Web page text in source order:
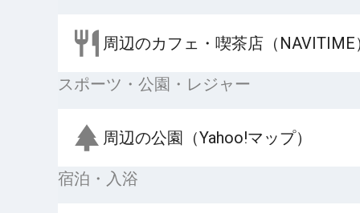
周辺のカフェ・喫茶店（NAVITIME
スポーツ・公園・レジャー
周辺の公園（Yahoo!マップ）
宿泊・入浴